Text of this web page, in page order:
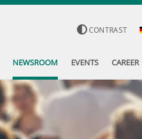
CONTRAST
NEWSROOM EVENTS CAREER